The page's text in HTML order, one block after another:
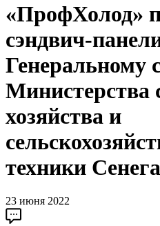
«ПрофХолод»
сэндвич-
Генеральному
Министерства
хозяйства и
техники
23 июня 2022